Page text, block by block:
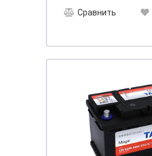
Сравнить